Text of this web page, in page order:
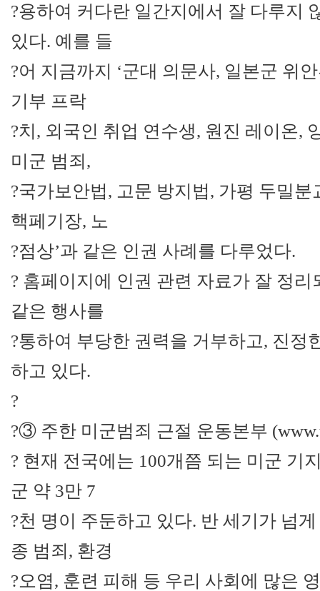
?용하여 커다란 일간지에서 잘 다루지
있다. 예를 들
?어 지금까지 ‘군대 의문사, 일본군 위
기부 프락
?치, 외국인 취업 연수생, 원진 레이온,
미군 범죄,
?국가보안법, 고문 방지법, 가평 두밀
핵페기장, 노
?점상’과 같은 인권 사례를 다루었다.
? 홈페이지에 인권 관련 자료가 잘 정리
같은 행사를
?통하여 부당한 권력을 거부하고, 진정
하고 있다.
?
?③ 주한 미군범죄 근절 운동본부
? 현재 전국에는 100개쯤 되는 미군 기
군 약 3만 7
?천 명이 주둔하고 있다. 반 세기가 넘
종 범죄, 환경
?오염, 훈련 피해 등 우리 사회에 많은